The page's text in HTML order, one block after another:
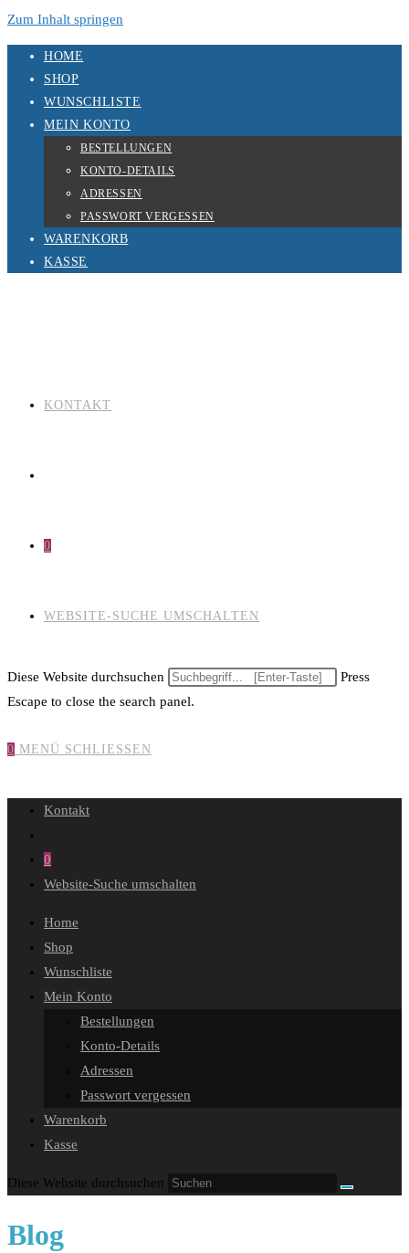
Zum Inhalt springen
HOME
SHOP
WUNSCHLISTE
MEIN KONTO
BESTELLUNGEN
KONTO-DETAILS
ADRESSEN
PASSWORT VERGESSEN
WARENKORB
KASSE
KONTAKT
0
WEBSITE-SUCHE UMSCHALTEN
Diese Website durchsuchen
Press
Escape to close the search panel.
0 MENÜ SCHLIESSEN
Kontakt
0
Website-Suche umschalten
Home
Shop
Wunschliste
Mein Konto
Bestellungen
Konto-Details
Adressen
Passwort vergessen
Warenkorb
Kasse
Diese Website durchsuchen
Blog